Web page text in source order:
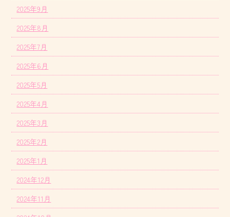
2025年9月
2025年8月
2025年7月
2025年6月
2025年5月
2025年4月
2025年3月
2025年2月
2025年1月
2024年12月
2024年11月